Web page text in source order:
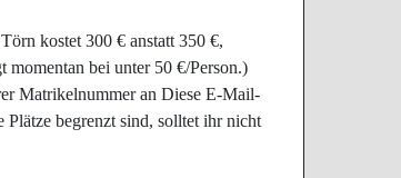
kostet 300 € anstatt 350 €,
momentan bei unter 50 €/Person.)
Matrikelnummer an Diese E-Mail-
Plätze begrenzt sind, solltet ihr nicht